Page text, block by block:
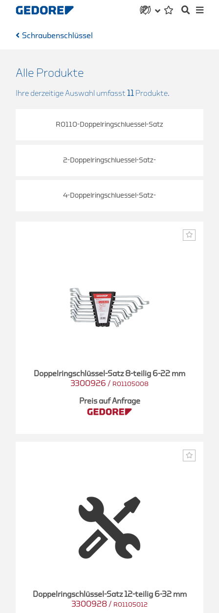
Schraubenschlüssel
Alle Produkte
Ihre derzeitige Auswahl umfasst 11 Produkte.
R0110-Doppelringschluessel-Satz
2-Doppelringschluessel-Satz-
4-Doppelringschluessel-Satz-
Doppelringschlüssel-Satz 8-teilig 6-22 mm
3300926 / R01105008
Preis auf Anfrage
Doppelringschlüssel-Satz 12-teilig 6-32 mm
3300928 / R01105012